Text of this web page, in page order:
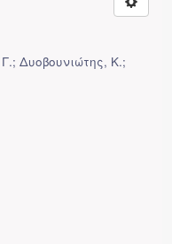
Δυοβουνιώτης, Κ.;